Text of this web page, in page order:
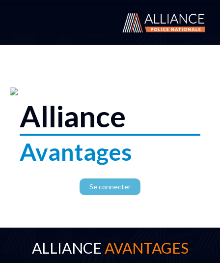
Alliance
Avantages
Se connecter
ALLIANCE AVANTAGES